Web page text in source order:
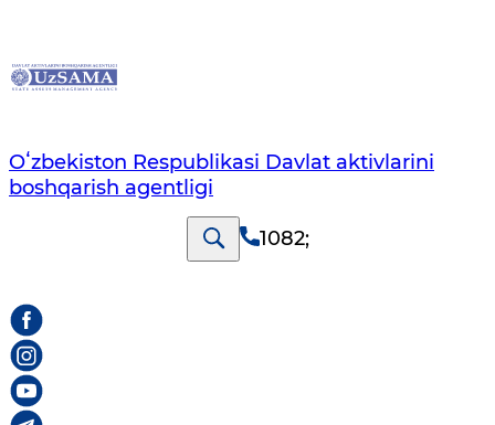
Oʻzbekiston Respublikasi Davlat aktivlarini
boshqarish agentligi
1082;